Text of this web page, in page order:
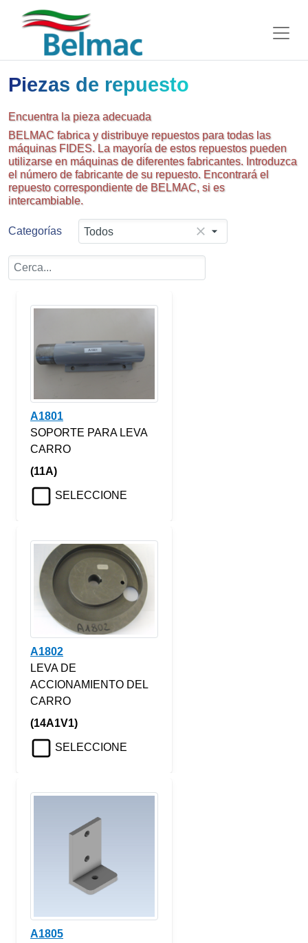
Piezas de repuesto
Encuentra la pieza adecuada
BELMAC fabrica y distribuye repuestos para todas las
máquinas FIDES. La mayoría de estos repuestos pueden
utilizarse en máquinas de diferentes fabricantes. Introduzca
el número de fabricante de su repuesto. Encontrará el
repuesto correspondiente de BELMAC, si es
intercambiable.
Categorías Todos
A1801
SOPORTE PARA LEVA
CARRO
(11A)
SELECCIONE
A1802
LEVA DE
ACCIONAMIENTO DEL
CARRO
(14A1V1)
SELECCIONE
A1805